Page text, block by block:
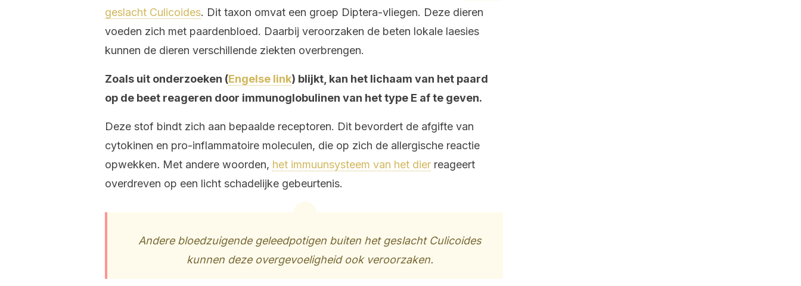
geslacht Culicoides. Dit taxon omvat een groep Diptera-vliegen. Deze dieren
voeden zich met paardenbloed. Daarbij veroorzaken de beten lokale laesies
kunnen de dieren verschillende ziekten overbrengen.
Zoals uit onderzoeken (Engelse link) blijkt, kan het lichaam van het paard
op de beet reageren door immunoglobulinen van het type E af te geven.
Deze stof bindt zich aan bepaalde receptoren. Dit bevordert de afgifte van
cytokinen en pro-inflammatoire moleculen, die op zich de allergische reactie
opwekken. Met andere woorden, het immuunsysteem van het dier reageert
overdreven op een licht schadelijke gebeurtenis.
Andere bloedzuigende geleedpotigen buiten het geslacht Culicoides
kunnen deze overgevoeligheid ook veroorzaken.